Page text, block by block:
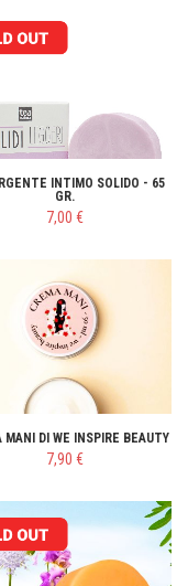
INTIMO SOLIDO - 65
GR.
7,00 €
MANI DI WE INSPIRE BEAUTY
7,90 €